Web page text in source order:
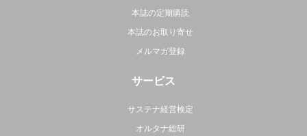
本誌の定期購読
本誌のお取り寄せ
メルマガ登録
サービス
サステナ経営検定
オルタナ総研